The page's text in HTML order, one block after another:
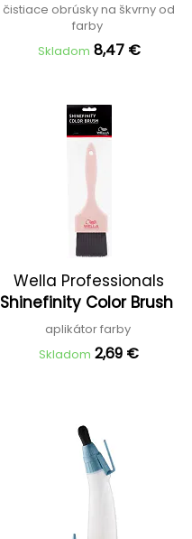
čistiace obrúsky na škvrny od
farby
Skladom 8,47 €
Wella Professionals
Shinefinity Color Brush
aplikátor farby
Skladom 2,69 €